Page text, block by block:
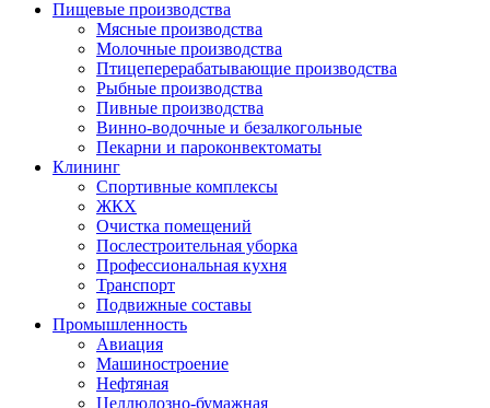
Пищевые производства
Мясные производства
Молочные производства
Птицеперерабатывающие производства
Рыбные производства
Пивные производства
Винно-водочные и безалкогольные
Пекарни и пароконвектоматы
Клининг
Спортивные комплексы
ЖКХ
Очистка помещений
Послестроительная уборка
Профессиональная кухня
Транспорт
Подвижные составы
Промышленность
Авиация
Машиностроение
Нефтяная
Целлюлозно-бумажная